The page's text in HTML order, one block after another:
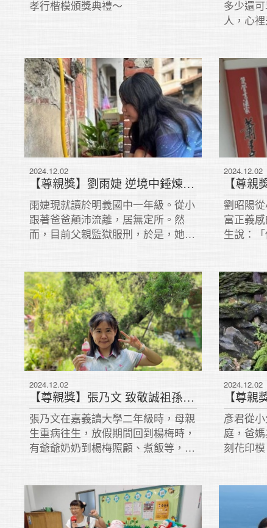
孝行楷模頒獎典禮～
多少還
人，心裡
2024.12.02
【尊親獎】劉雨婕 逆境中錘煉孝道
雨婕現就讀於明義國中一年級。從小
跟著爸爸顛沛流離，居無定所。然
而，目前父親監獄服刑，於是，她與
2024.12.02
劉昭陽
富正義
生說：
2024.12.02
【尊親獎】張乃文 致敬誠祖孫冰釋
張乃文在嘉義讀大學二年級時，母親
生重病往生，放假期間回到楊梅時，
有爺爺奶奶到楊梅照顧、煮飯等，一
語言隔閡，她與爺爺奶奶不親近，又
因為飲食習慣不同，和奶奶有很大的
衝突。
2024.12.02
彥君從
庭，爸
刻花印